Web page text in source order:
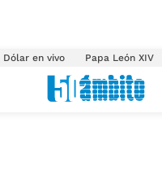
Dólar en vivo Papa León XIV